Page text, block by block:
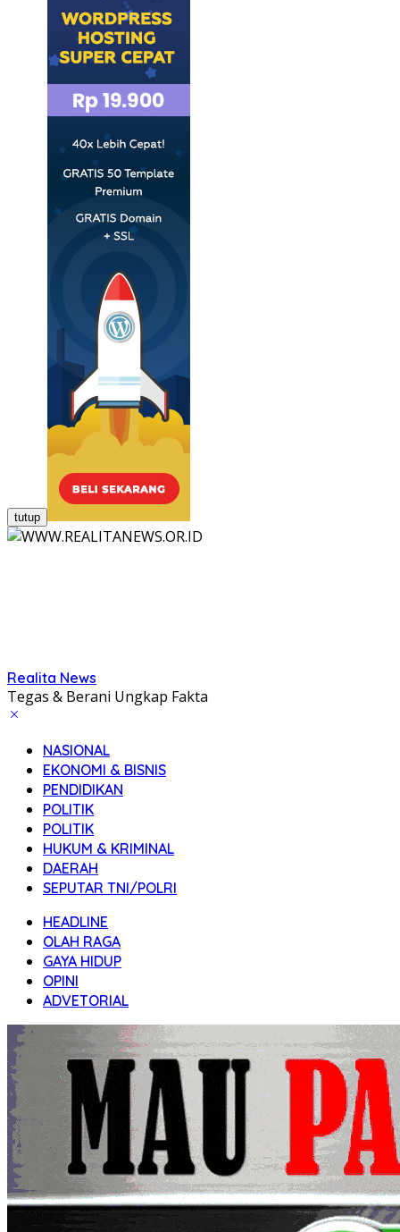
tutup
Realita News
Tegas & Berani Ungkap Fakta
NASIONAL
EKONOMI & BISNIS
PENDIDIKAN
POLITIK
POLITIK
HUKUM & KRIMINAL
DAERAH
SEPUTAR TNI/POLRI
HEADLINE
OLAH RAGA
GAYA HIDUP
OPINI
ADVETORIAL